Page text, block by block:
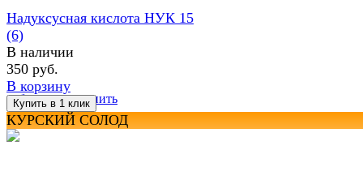
избранное сравнить
Надуксусная кислота НУК 15
(6)
В наличии
350 руб.
В корзину
КУРСКИЙ СОЛОД